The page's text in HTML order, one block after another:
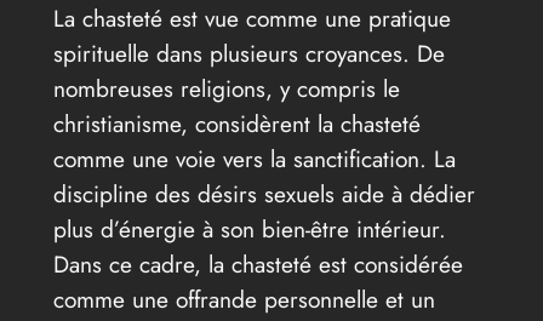
La chasteté est vue comme une pratique
spirituelle dans plusieurs croyances. De
nombreuses religions, y compris le
christianisme, considèrent la chasteté
comme une voie vers la sanctification. La
discipline des désirs sexuels aide à dédier
plus d’énergie à son bien-être intérieur.
Dans ce cadre, la chasteté est considérée
comme une offrande personnelle et un